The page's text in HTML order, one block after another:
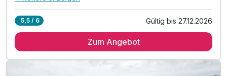
Alle Inklusivleistungen
1 x reichhaltiges Frühstück
5,5 / 6 Gültig bis 27.12.2026
Zum Angebot